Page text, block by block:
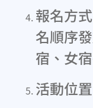
報名方
名順序
宿、女
活動位置